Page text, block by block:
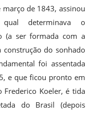
de 1843, assinou
determinava o
(a ser formada com a
construção do sonhado
foi assentada
e que ficou pronto em
Frederico Koeler, é tida
do Brasil (depois